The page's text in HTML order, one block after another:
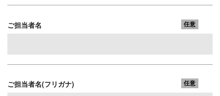
ご担当者名 任意
ご担当者名(フリガナ) 任意